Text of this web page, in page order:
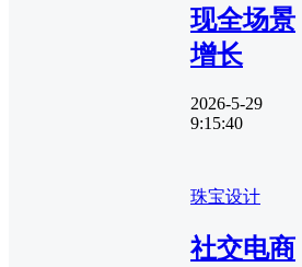
现全场景
增长
2026-5-29
9:15:40
珠宝设计
社交电商